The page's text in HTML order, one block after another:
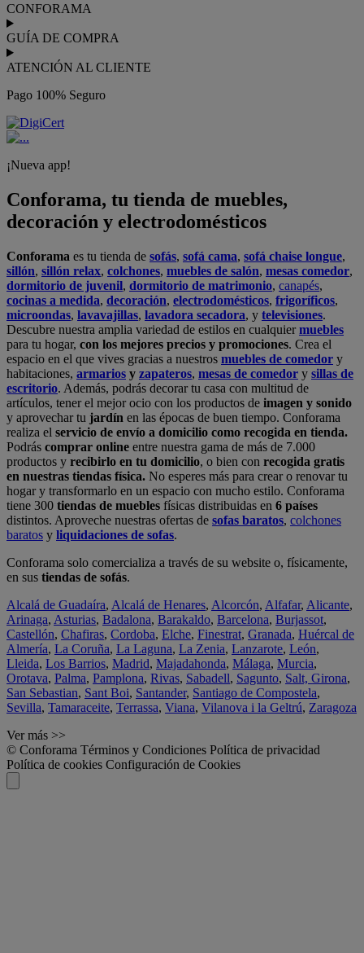
CONFORAMA
GUÍA DE COMPRA
ATENCIÓN AL CLIENTE
Pago 100% Seguro
¡Nueva app!
Conforama, tu tienda de muebles,
decoración y electrodomésticos
Conforama es tu tienda de sofás, sofá cama, sofá chaise longue,
sillón, sillón relax, colchones, muebles de salón, mesas comedor,
dormitorio de juvenil, dormitorio de matrimonio, canapés,
cocinas a medida, decoración, electrodomésticos, frigoríficos,
microondas, lavavajillas, lavadora secadora, y televisiones.
Descubre nuestra amplia variedad de estilos en cualquiermuebles
para tu hogar, con los mejores precios y promociones. Crea el
espacio en el que vives gracias a nuestros muebles de comedor y
habitaciones, armarios y zapateros, mesas de comedor y sillas de
escritorio. Además, podrás decorar tu casa con multitud de
artículos, tener el mejor ocio con los productos de imagen y sonido
y aprovechar tu jardín en las épocas de buen tiempo. Conforama
realiza el servicio de envío a domicilio como recogida en tienda.
Podrás comprar online entre nuestra gama de más de 7.000
productos y recibirlo en tu domicilio, o bien con recogida gratis
en nuestras tiendas física. No esperes más para crear o renovar tu
hogar y transformarlo en un espacio con mucho estilo. Conforama
tiene 300 tiendas de muebles físicas distribuidas en 6 países
distintos. Aproveche nuestras ofertas de sofas baratos, colchones
baratos y liquidaciones de sofas.
Conforama solo comercializa a través de su website o, físicamente,
en sus tiendas de sofás.
Alcalá de Guadaíra, Alcalá de Henares, Alcorcón, Alfafar, Alicante,
Arinaga, Asturias, Badalona, Barakaldo, Barcelona, Burjassot,
Castellón, Chafiras, Cordoba, Elche, Finestrat, Granada, Huércal de
Almería, La Coruña, La Laguna, La Zenia, Lanzarote, León,
Lleida, Los Barrios, Madrid, Majadahonda, Málaga, Murcia,
Orotava, Palma, Pamplona, Rivas, Sabadell, Sagunto, Salt, Girona,
San Sebastian, Sant Boi, Santander, Santiago de Compostela,
Sevilla, Tamaraceite, Terrassa, Viana, Vilanova i la Geltrú, Zaragoza
Ver más >>
© Conforama Términos y Condiciones Política de privacidad
Política de cookies Configuración de Cookies